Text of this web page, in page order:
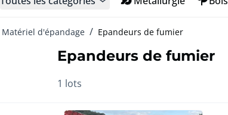
Matériel d'épandage Epandeurs de fumier
Epandeurs de fumier
1 lots